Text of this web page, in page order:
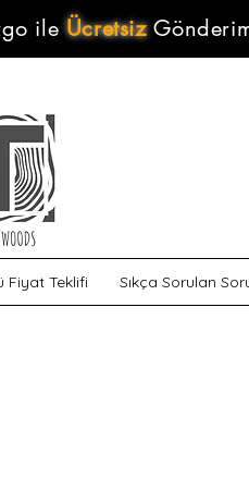
ileÜcretsiz
Fiyat Teklifi Sıkça Sorulan